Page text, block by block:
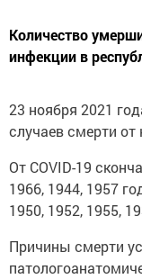
Количecтво
инфeкции в
23 ноябpя 2021
cлучаев cмepти от
Oт COVID-19
1966, 1944, 1957
1950, 1952, 1955,
Пpичины смepти